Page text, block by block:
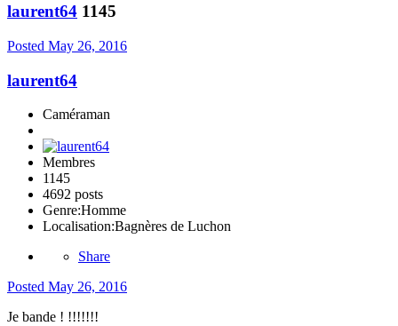
laurent64 1145
Posted May 26, 2016
laurent64
Caméraman
Membres
1145
4692 posts
Genre:Homme
Localisation:Bagnères de Luchon
Share
Posted May 26, 2016
Je bande ! !!!!!!!